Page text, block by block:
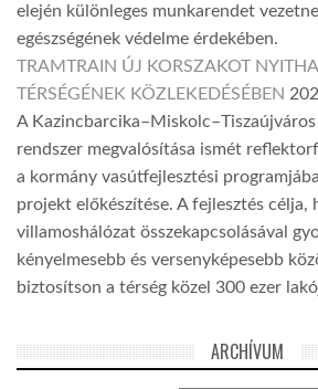
elején különleges munkarendet
egészségének védelme érdekében.
TRAMTRAIN ÚJ KORSZAKOT
TÉRSÉGÉNEK KÖZLEKEDÉSÉBEN
A
rendszer megvalósítása ismét
a kormány vasútfejlesztési
projekt előkészítése. A fejlesztés célja,
villamoshálózat összekapcsolásával
kényelmesebb és versenyképesebb
biztosítson a térség közel 300 ezer
ARCHÍVUM